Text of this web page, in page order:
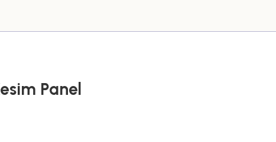
Panel